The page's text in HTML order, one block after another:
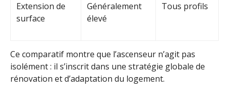
Extension de
surface
Généralement
élevé
Tous profils
Ce comparatif montre que l’ascenseur n’agit pas
isolément : il s’inscrit dans une stratégie globale de
rénovation et d’adaptation du logement.